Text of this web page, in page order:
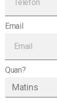
Email
Quan?